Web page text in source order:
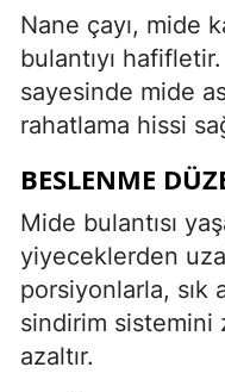
Nane çayı, mide
bulantıyı
sayesinde mide
rahatlama hissi
BESLENME
Mide bulantısı
yiyeceklerden
porsiyonlarla, sık
sindirim sistemini
azaltır.